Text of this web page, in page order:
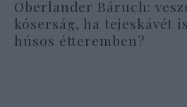
Oberlander Báruch:
kóserság, ha tejeskávét
húsos étteremben?